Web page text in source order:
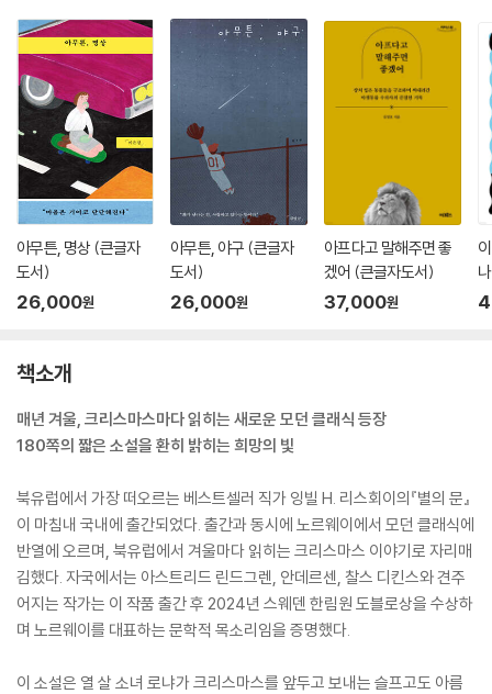
아무튼, 명상 (큰글자
도서)
26,000원
아무튼, 야구 (큰글자
도서)
26,000원
아프다고 말해주면 좋
겠어 (큰글자도서)
37,000원
책소개
매년 겨울, 크리스마스마다 읽히는 새로운 모던 클래식 등장
180쪽의 짧은 소설을 환히 밝히는 희망의 빛
북유럽에서 가장 떠오르는 베스트셀러 직가 잉빌 H. 리스회이의『별의 문』
이 마침내 국내에 출간되었다. 출간과 동시에 노르웨이에서 모던 클래식에
반열에 오르며, 북유럽에서 겨울마다 읽히는 크리스마스 이야기로 자리매
김했다. 자국에서는 아스트리드 린드그렌, 안데르센, 찰스 디킨스와 견주
어지는 작가는 이 작품 출간 후 2024년 스웨덴 한림원 도블로상을 수상하
며 노르웨이를 대표하는 문학적 목소리임을 증명했다.
이 소설은 열 살 소녀 로냐가 크리스마스를 앞두고 보내는 슬프고도 아름